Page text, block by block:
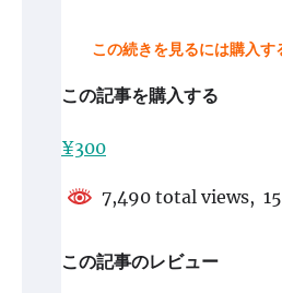
この続きを見るには購入す
この記事を購入する
¥300
7,490 total views,
この記事のレビュー